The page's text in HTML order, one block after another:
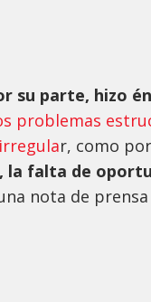
su parte, hizo
problemas
r, como
la falta de
nota de